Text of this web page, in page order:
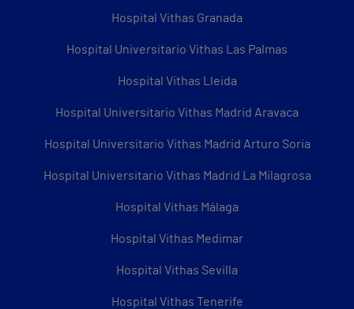
Hospital Vithas Granada
Hospital Universitario Vithas Las Palmas
Hospital Vithas Lleida
Hospital Universitario Vithas Madrid Aravaca
Hospital Universitario Vithas Madrid Arturo Soria
Hospital Universitario Vithas Madrid La Milagrosa
Hospital Vithas Málaga
Hospital Vithas Medimar
Hospital Vithas Sevilla
Hospital Vithas Tenerife